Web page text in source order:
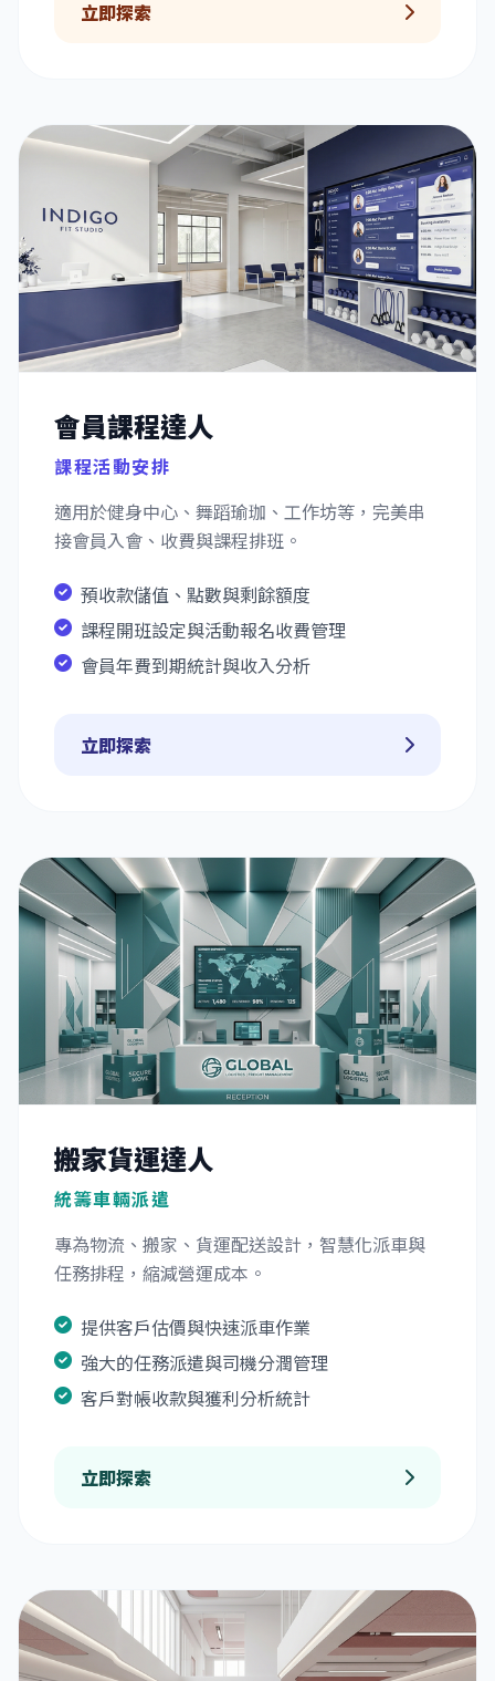
立即探索
會員課程達人
課程活動安排
適用於健身中心、舞蹈瑜珈、工作坊等，完美串
接會員入會、收費與課程排班。
預收款儲值、點數與剩餘額度
課程開班設定與活動報名收費管理
會員年費到期統計與收入分析
立即探索
搬家貨運達人
統籌車輛派遣
專為物流、搬家、貨運配送設計，智慧化派車與
任務排程，縮減營運成本。
提供客戶估價與快速派車作業
強大的任務派遣與司機分潤管理
客戶對帳收款與獲利分析統計
立即探索